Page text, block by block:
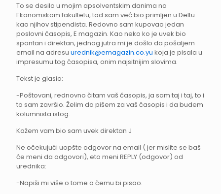
To se desilo u mojim apsolventskim danima na
Ekonomskom fakultetu, tad sam već bio primljen u Deltu
kao njihov stipendista. Redovno sam kupovao jedan
poslovni časopis, E magazin. Kao neko ko je uvek bio
spontan i direktan, jednog jutra mi je došlo da pošaljem
email na adresu urednik@emagazin.co.yu koja je pisala u
impresumu tog časopisa, onim najsitnijim slovima.
Tekst je glasio:
-Poštovani, rednovno čitam vaš časopis, ja sam taj i taj, to i
to sam završio. Želim da pišem za vaš časopis i da budem
kolumnista istog.
Kažem vam bio sam uvek direktan J
Ne očekujući uopšte odgovor na email ( jer mislite se baš
će meni da odgovori), eto meni REPLY (odgovor) od
urednika:
-Napiši mi više o tome o čemu bi pisao.